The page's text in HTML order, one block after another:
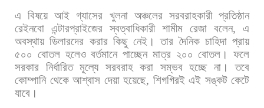
এ বিষয়ে আই গ্যাসের খুলনা অঞ্চলের সরবরাহকারী প্রতিষ্ঠান
রেইনবো এন্টারপ্রাইজের স্বত্বাধিকারী শামীম রেজা বলেন, এ
অবস্থায় ডিলারদের করার কিছু নেই। তার দৈনিক চাহিদা প্রায়
৫০০ বোতল হলেও বর্তমানে পাচ্ছেন মাত্র ২০০ বোতল।
ফলে
সরকার নির্ধারিত মূল্যে সরবরাহ করা সম্ভব হচ্ছে না।
তবে
কোম্পানি থেকে আশ্বাস দেয়া হয়েছে, শিগগিরই এই সঙ্কট কেটে
যাবে।